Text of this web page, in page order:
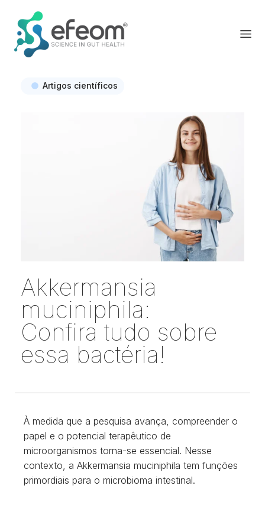
Artigos científicos
Akkermansia
muciniphila:
Confira tudo sobre
essa bactéria!
À medida que a pesquisa avança, compreender o
papel e o potencial terapêutico de
microorganismos torna-se essencial. Nesse
contexto, a Akkermansia muciniphila tem funções
primordiais para o microbioma intestinal.